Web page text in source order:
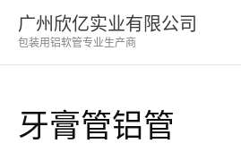
容
广州欣亿实业有限公司
包装用铝软管专业生产商
牙膏管铝管